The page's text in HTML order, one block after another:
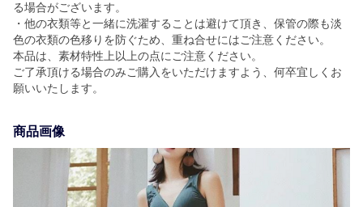
る場合がございます。
・他の衣類等と一緒に洗濯することは避けて頂き、保管の際も淡
色の衣類の色移りを防ぐため、重ね合せにはご注意ください。
本品は、素材特性上以上の点にご注意ください。
ご了承頂ける場合のみご購入をいただけますよう、何卒宜しくお
願いいたします。
商品画像